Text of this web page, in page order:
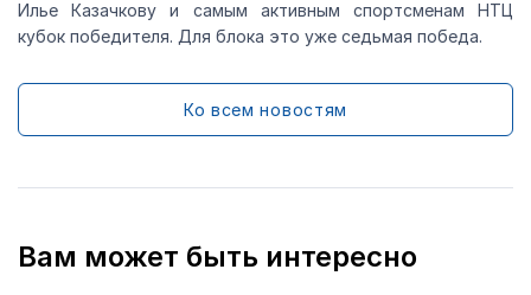
Илье Казачкову и самым активным спортсменам НТЦ
кубок победителя. Для блока это уже седьмая победа.
Ко всем новостям
Вам может быть интересно